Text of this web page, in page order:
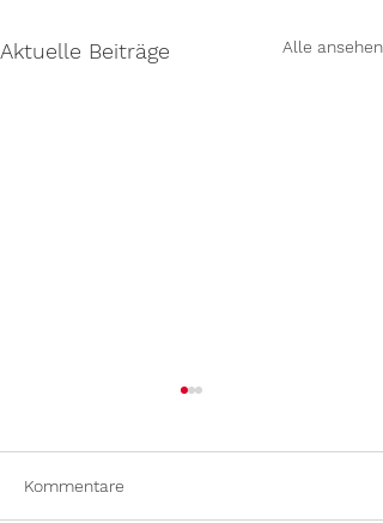
Aktuelle Beiträge Alle ansehen
Kommentare